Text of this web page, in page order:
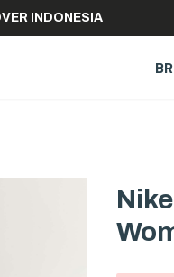
OVER INDONESIA